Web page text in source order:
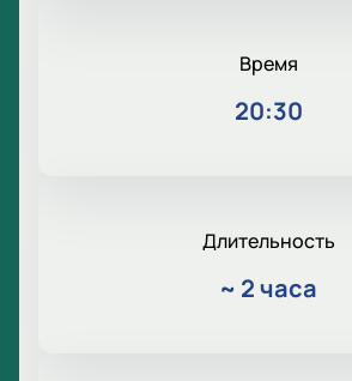
Время
20:30
Длительность
~ 2 часа